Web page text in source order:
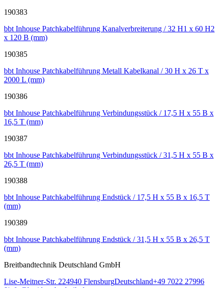
190383
bbt Inhouse Patchkabelführung Kanalverbreiterung / 32 H1 x 60 H2
x 120 B (mm)
190385
bbt Inhouse Patchkabelführung Metall Kabelkanal / 30 H x 26 T x
2000 L (mm)
190386
bbt Inhouse Patchkabelführung Verbindungsstück / 17,5 H x 55 B x
16,5 T (mm)
190387
bbt Inhouse Patchkabelführung Verbindungsstück / 31,5 H x 55 B x
26,5 T (mm)
190388
bbt Inhouse Patchkabelführung Endstück / 17,5 H x 55 B x 16,5 T
(mm)
190389
bbt Inhouse Patchkabelführung Endstück / 31,5 H x 55 B x 26,5 T
(mm)
Breitbandtechnik Deutschland GmbH
Lise-Meitner-Str. 224940 FlensburgDeutschland+49 7022 27996